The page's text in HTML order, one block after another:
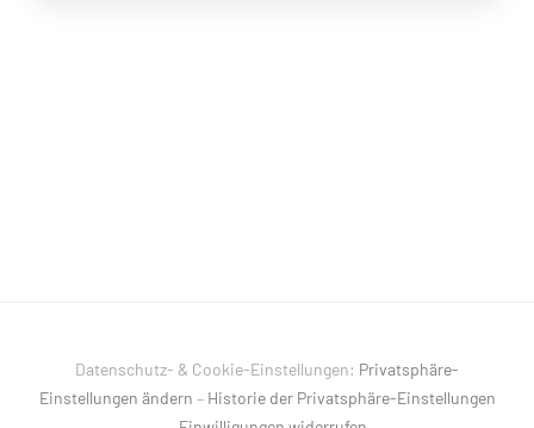
Datenschutz- & Cookie-Einstellungen: Privatsphäre-
Einstellungen ändern – Historie der Privatsphäre-Einstellungen